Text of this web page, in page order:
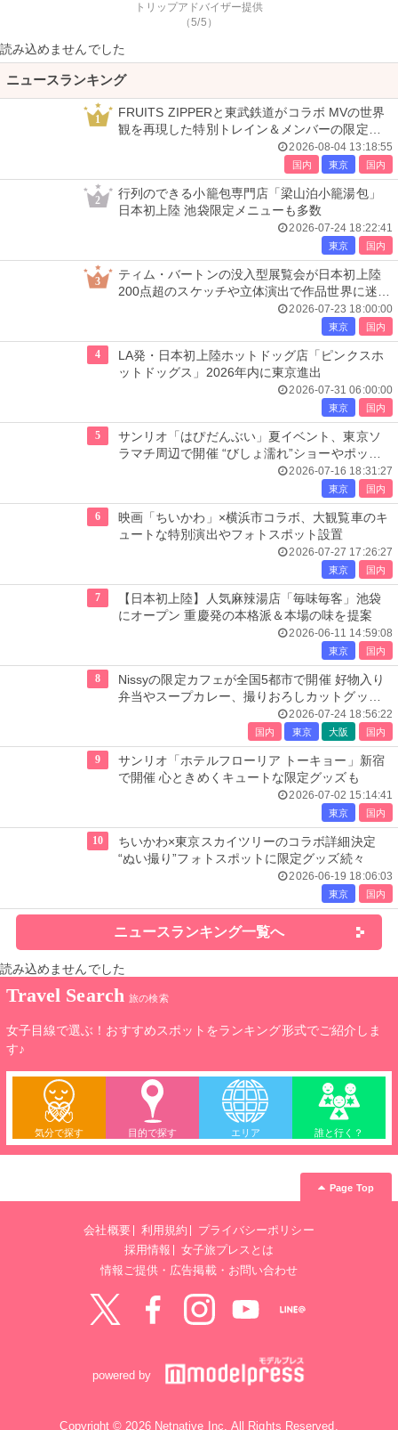
トリップアドバイザー提供
（5/5）
読み込めませんでした
ニュースランキング
1
FRUITS ZIPPERと東武鉄道がコラボ MVの世界
観を再現した特別トレイン＆メンバーの限定ア
2026-08-04 13:18:55
国内 東京 国内
2
行列のできる小籠包専門店「梁山泊小籠湯包」
日本初上陸 池袋限定メニューも多数
2026-07-24 18:22:41
東京 国内
3
ティム・バートンの没入型展覧会が日本初上陸
200点超のスケッチや立体演出で作品世界に迷い
2026-07-23 18:00:00
東京 国内
4
LA発・日本初上陸ホットドッグ店「ピンクスホ
ットドッグス」2026年内に東京進出
2026-07-31 06:00:00
東京 国内
5
サンリオ「はぴだんぶい」夏イベント、東京ソ
ラマチ周辺で開催 “びしょ濡れ”ショーやポップ
2026-07-16 18:31:27
東京 国内
6
映画「ちいかわ」×横浜市コラボ、大観覧車のキ
ュートな特別演出やフォトスポット設置
2026-07-27 17:26:27
東京 国内
7
【日本初上陸】人気麻辣湯店「毎味毎客」池袋
にオープン 重慶発の本格派＆本場の味を提案
2026-06-11 14:59:08
東京 国内
8
Nissyの限定カフェが全国5都市で開催 好物入り
弁当やスープカレー、撮りおろしカットグッズ
2026-07-24 18:56:22
国内 東京 大阪 国内
9
サンリオ「ホテルフローリア トーキョー」新宿
で開催 心ときめくキュートな限定グッズも
2026-07-02 15:14:41
東京 国内
10
ちいかわ×東京スカイツリーのコラボ詳細決定
“ぬい撮り”フォトスポットに限定グッズ続々
2026-06-19 18:06:03
東京 国内
ニュースランキング一覧へ
読み込めませんでした
Travel Search 旅の検索
女子目線で選ぶ！おすすめスポットをランキング形式でご紹介しま
す♪
気分で探す 目的で探す エリア 誰と行く？
Page Top
会社概要 利用規約
プライバシーポリシー
採用情報
女子旅プレスとは
情報ご提供・広告掲載・お問い合わせ
powered by
Copyright © 2026 Netnative Inc. All Rights Reserved.